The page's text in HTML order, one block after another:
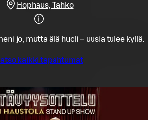
Hophaus, Tahko
jo, mutta älä huoli – uusia tulee kyllä.
kaikki tapahtumat